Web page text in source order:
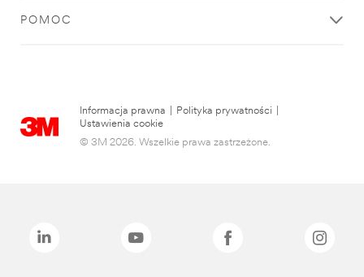
POMOC
Informacja prawna Polityka prywatności
Ustawienia cookie
© 3M 2026. Wszelkie prawa zastrzeżone.